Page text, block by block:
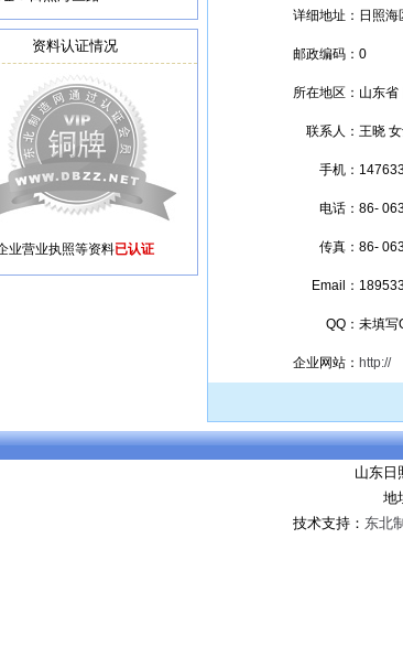
资料认证情况
业营业执照等资料已认证
详细地址： 日照海
邮政编码： 0
所在地区： 山东省
联系人： 王晓
手机：
电话： 86-
传真： 86-
Email：
QQ： 未填写
企业网站： http://
山东日
地
技术支持： 东北